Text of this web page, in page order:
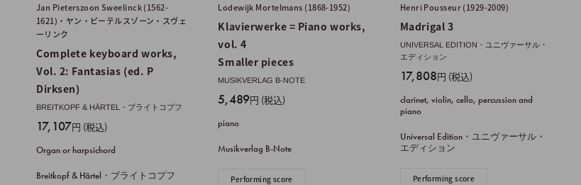
Jan Pieterszoon Sweelinck (1562-
1621)・ヤン・ピーテルスゾーン・スヴェ
ーリンク
Complete keyboard works,
Vol. 2: Fantasias (ed. P
Dirksen)
BREITKOPF & HÄRTEL・ブライトコプフ
販
価
格
17,107円 (税込)
Organ or harpsichord
Breitkopf & Härtel・ブライトコプフ
Lodewijk Mortelmans (1868-1952)
Klavierwerke = Piano works,
vol. 4
Smaller pieces
MUSIKVERLAG B-NOTE
販
価
格
5,489円 (税込)
piano
Musikverlag B-Note
Performing score
Henri Pousseur (1929-2009)
Madrigal 3
UNIVERSAL EDITION・ユニヴァーサル・
エディション
販
価
17,808円 (税込)
clarinet, violin, cello, percussion and
piano
Universal Edition・ユニヴァーサル・
エディション
Performing score